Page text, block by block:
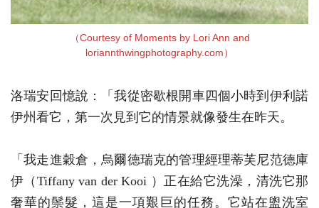
（Courtesy of Moments by Lori Ann and
loriannthwingphotography.com）
洛瑞安回憶說：「我從密歇根開車四個小時到伊利諾
伊州看它，第一次見到它的情景就像發生在昨天。
「我走進穀倉，烏爾德瑞克的管理經理蒂芙尼范德庫
伊（Tiffany van der Kooi ）正在給它洗澡，清洗它那
奢華的鬃髮，這是一項艱巨的任務。它站在盥洗室